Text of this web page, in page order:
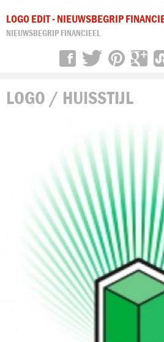
LOGO EDIT - NIEUWSBEGRIP
NIEUWSBEGRIP FINANCIEEL
LOGO / HUISSTIJL